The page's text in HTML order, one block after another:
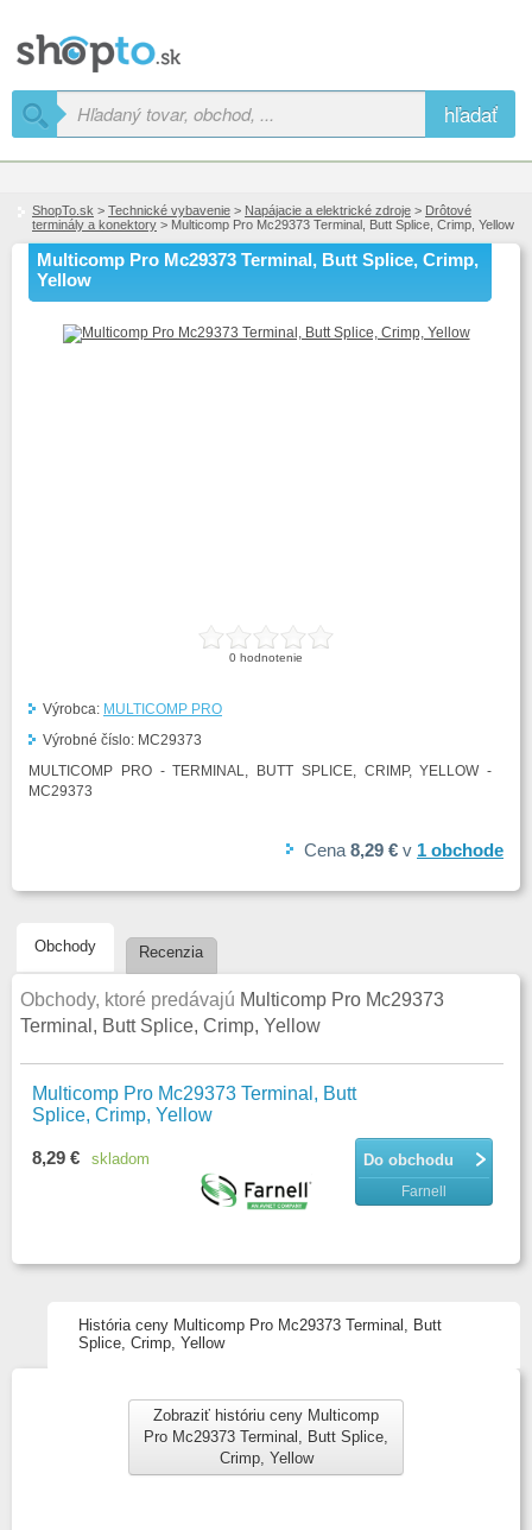
hľadať
ShopTo.sk > Technické vybavenie > Napájacie a elektrické zdroje > Drôtové
terminály a konektory > Multicomp Pro Mc29373 Terminal, Butt Splice, Crimp, Yellow
Multicomp Pro Mc29373 Terminal, Butt Splice, Crimp,
Yellow
0 hodnotenie
Výrobca: MULTICOMP PRO
Výrobné číslo: MC29373
MULTICOMP PRO - TERMINAL, BUTT SPLICE, CRIMP, YELLOW -
MC29373
Cena 8,29 € v 1 obchode
Obchody Recenzia
Obchody, ktoré predávajú Multicomp Pro Mc29373
Terminal, Butt Splice, Crimp, Yellow
Multicomp Pro Mc29373 Terminal, Butt
Splice, Crimp, Yellow
Do obchodu
Farnell
8,29 € skladom
História ceny Multicomp Pro Mc29373 Terminal, Butt
Splice, Crimp, Yellow
Zobraziť históriu ceny Multicomp
Pro Mc29373 Terminal, Butt Splice,
Crimp, Yellow